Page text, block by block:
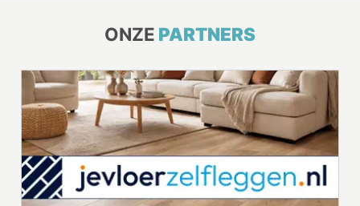
ONZE PARTNERS